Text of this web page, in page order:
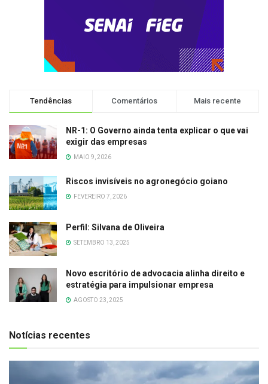
Tendências Comentários Mais recente
NR-1: O Governo ainda tenta explicar o que vai
exigir das empresas
MAIO 9, 2026
Riscos invisíveis no agronegócio goiano
FEVEREIRO 7, 2026
Perfil: Silvana de Oliveira
SETEMBRO 13, 2025
Novo escritório de advocacia alinha direito e
estratégia para impulsionar empresa
AGOSTO 23, 2025
Notícias recentes